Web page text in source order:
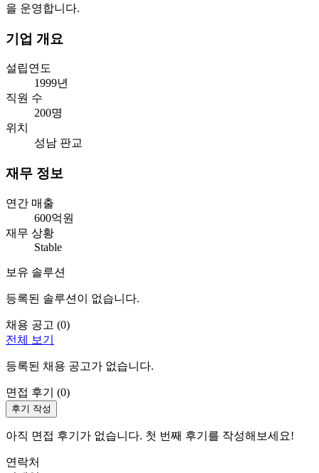
을 운영합니다.
기업 개요
설립연도
1999년
직원 수
200명
위치
성남 판교
재무 정보
연간 매출
600억원
재무 상황
Stable
보유 솔루션
등록된 솔루션이 없습니다.
채용 공고 (0)
전체 보기
등록된 채용 공고가 없습니다.
면접 후기 (0)
후기 작성
아직 면접 후기가 없습니다. 첫 번째 후기를 작성해보세요!
연락처